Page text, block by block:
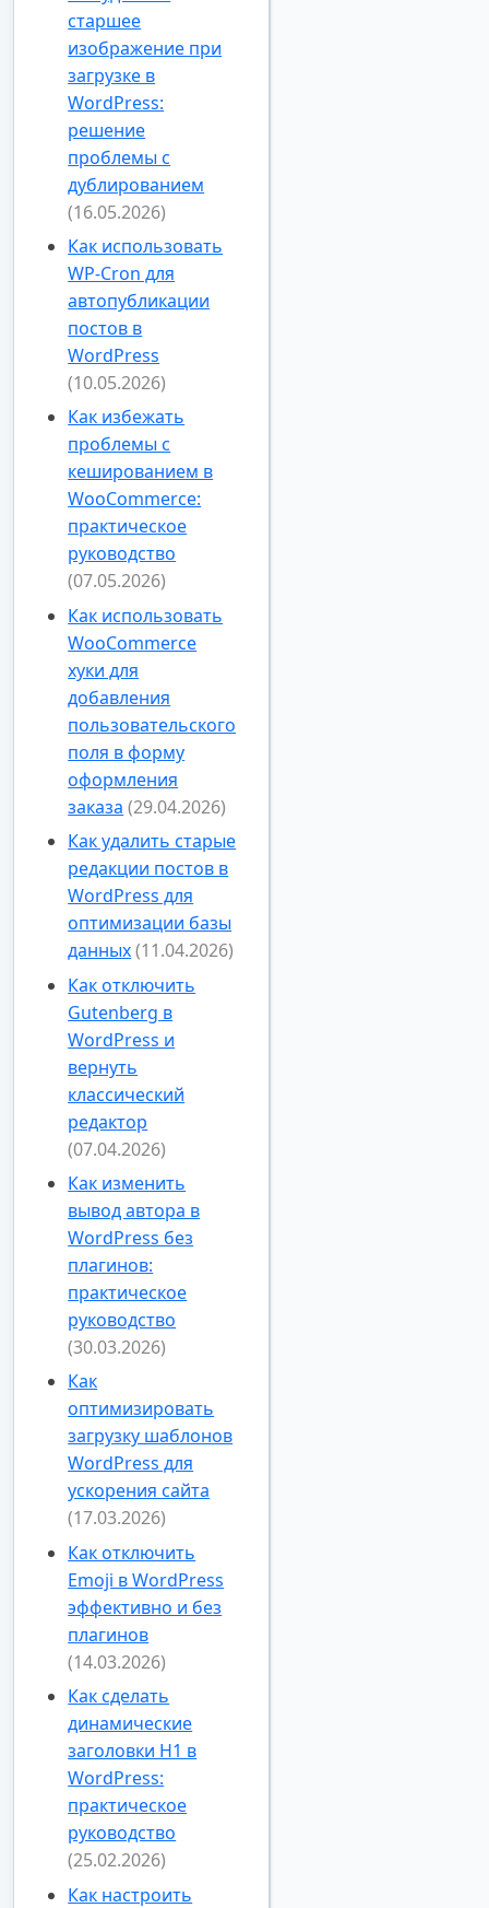
старшее
изображение при
загрузке в
WordPress:
решение
проблемы с
дублированием
(16.05.2026)
Как использовать
WP-Cron для
автопубликации
постов в
WordPress
(10.05.2026)
Как избежать
проблемы с
кешированием в
WooCommerce:
практическое
руководство
(07.05.2026)
Как использовать
WooCommerce
хуки для
добавления
пользовательского
поля в форму
оформления
заказа (29.04.2026)
Как удалить старые
редакции постов в
WordPress для
оптимизации базы
данных(11.04.2026)
Как отключить
Gutenberg в
WordPress и
вернуть
классический
редактор
(07.04.2026)
Как изменить
вывод автора в
WordPress без
плагинов:
практическое
руководство
(30.03.2026)
Как
оптимизировать
загрузку шаблонов
WordPress для
ускорения сайта
(17.03.2026)
Как отключить
Emoji в WordPress
эффективно и без
плагинов
(14.03.2026)
Как сделать
динамические
заголовки H1 в
WordPress:
практическое
руководство
(25.02.2026)
Как настроить